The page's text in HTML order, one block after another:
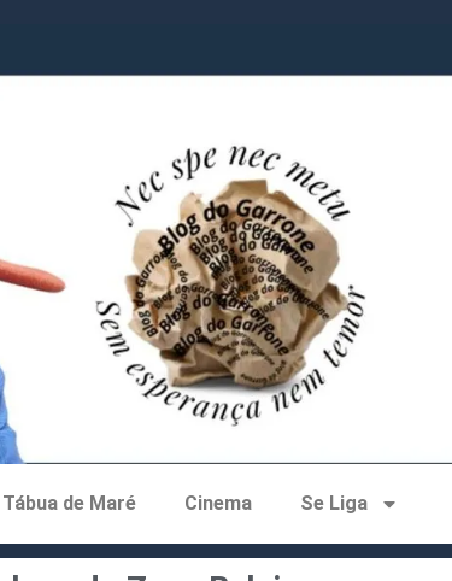
Tábua de Maré Cinema Se Liga